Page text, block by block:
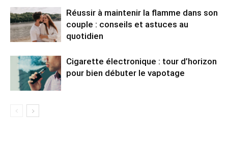
Réussir à maintenir la flamme dans son
couple : conseils et astuces au
quotidien
Cigarette électronique : tour d’horizon
pour bien débuter le vapotage